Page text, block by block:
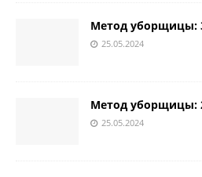
Метод уборщицы:
25.05.2024
Метод уборщицы:
25.05.2024